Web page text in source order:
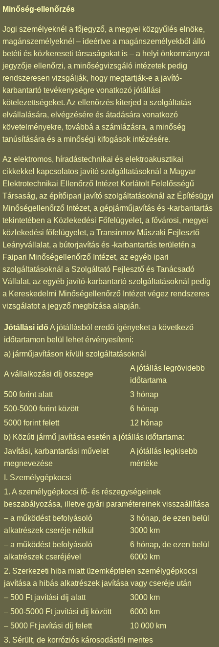
Minőség-ellenőrzés
Jogi személyeknél a főjegyző, a megyei közgyűlés elnöke,
magánszemélyeknél – ideértve a magánszemélyekből álló
betéti és közkereseti társaságokat is – a helyi önkormányzat
jegyzője ellenőrzi, a minőségvizsgáló intézetek pedig
rendszeresen vizsgálják, hogy megtartják-e a javító-
karbantartó tevékenységre vonatkozó jótállási
kötelezettségeket. Az ellenőrzés kiterjed a szolgáltatás
elvállalására, elvégzésére és átadására vonatkozó
követelményekre, továbbá a számlázásra, a minőség
tanúsítására és a minőségi kifogások intézésére.
Az elektromos, híradástechnikai és elektroakusztikai
cikkekkel kapcsolatos javító szolgáltatásoknál a Magyar
Elektrotechnikai Ellenőrző Intézet Korlátolt Felelősségű
Társaság, az építőipari javító szolgáltatásoknál az Építésügyi
Minőségellenőrző Intézet, a gépjárműjavítás és -karbantartás
tekintetében a Közlekedési Főfelügyelet, a fővárosi, megyei
közlekedési főfelügyelet, a Transinnov Műszaki Fejlesztő
Leányvállalat, a bútorjavítás és -karbantartás területén a
Faipari Minőségellenőrző Intézet, az egyéb ipari
szolgáltatásoknál a Szolgáltató Fejlesztő és Tanácsadó
Vállalat, az egyéb javító-karbantartó szolgáltatásoknál pedig
a Kereskedelmi Minőségellenőrző Intézet végez rendszeres
vizsgálatot a jegyző megbízása alapján.
Jótállási idő A jótállásból eredő igényeket a következő
időtartamon belül lehet érvényesíteni:
a) járműjavításon kívüli szolgáltatásoknál
A vállalkozási díj összege
A jótállás legrövidebb
időtartama
500 forint alatt
3 hónap
500-5000 forint között
6 hónap
5000 forint felett
12 hónap
b) Közúti jármű javítása esetén a jótállás időtartama:
Javítási, karbantartási művelet
megnevezése
A jótállás legkisebb
mértéke
I. Személygépkocsi
1. A személygépkocsi fő- és részegységeinek
beszabályozása, illetve gyári paramétereinek visszaállítása
– a működést befolyásoló
alkatrészek cseréje nélkül
3 hónap, de ezen belül
3000 km
– a működést befolyásoló
alkatrészek cseréjével
6 hónap, de ezen belül
6000 km
2. Szerkezeti hiba miatt üzemképtelen személygépkocsi
javítása a hibás alkatrészek javítása vagy cseréje után
– 500 Ft javítási díj alatt
3000 km
– 500-5000 Ft javítási díj között
6000 km
– 5000 Ft javítási díj felett
10 000 km
3. Sérült, de korróziós károsodástól mentes